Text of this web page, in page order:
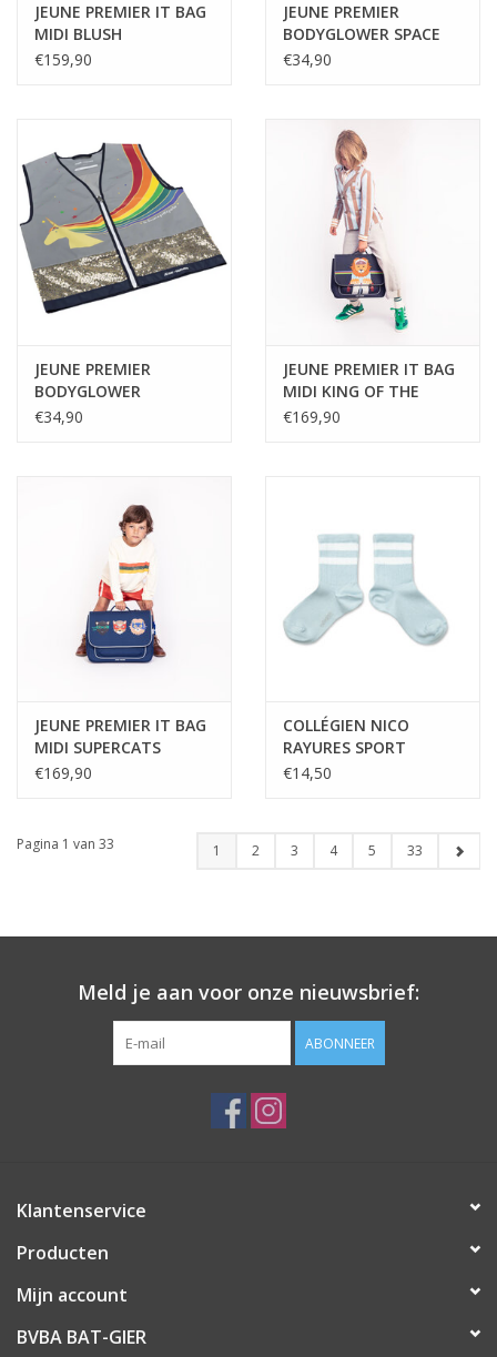
JEUNE PREMIER IT BAG
MIDI BLUSH
€159,90
JEUNE PREMIER
BODYGLOWER SPACE
INVADERS
€34,90
JEUNE PREMIER
BODYGLOWER
UNICORN GOLD
€34,90
JEUNE PREMIER IT BAG
MIDI KING OF THE
COBBLES
€169,90
JEUNE PREMIER IT BAG
MIDI SUPERCATS
€169,90
COLLÉGIEN NICO
RAYURES SPORT
GLACIER
€14,50
Pagina 1 van 33 1 2 3 4 5 33
Meld je aan voor onze nieuwsbrief:
ABONNEER
Klantenservice
Producten
Mijn account
BVBA BAT-GIER